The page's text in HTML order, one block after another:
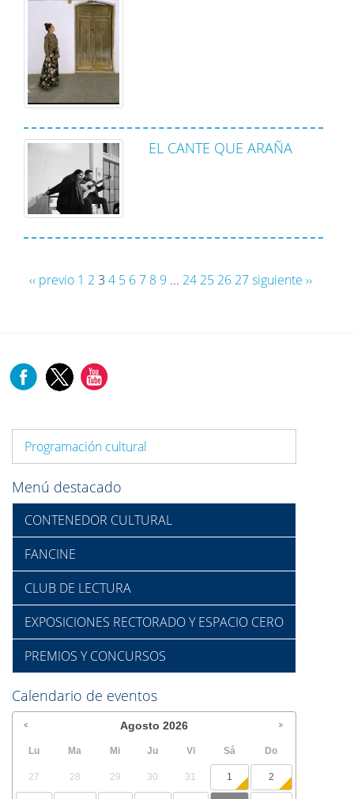
EL CANTE QUE ARAÑA
‹‹ previo 1 2 3 4 5 67 8 9 ... 24 25 26 27siguiente ››
Programación cultural
Menú destacado
CONTENEDOR CULTURAL
FANCINE
CLUB DE LECTURA
EXPOSICIONES RECTORADO Y ESPACIO CERO
PREMIOS Y CONCURSOS
Calendario de eventos
Agosto 2026
Lu Ma Mi Ju Vi Sá Do
27 28 29 30 31 1 2